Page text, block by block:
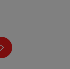
next slide